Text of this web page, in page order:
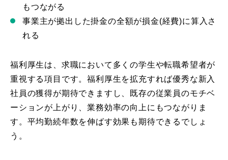
もつながる
事業主が拠出した掛金の全額が損金(経費)に算入さ
れる
福利厚生は、求職において多くの学生や転職希望者が
重視する項目です。福利厚生を拡充すれば優秀な新入
社員の獲得が期待できますし、既存の従業員のモチベ
ーションが上がり、業務効率の向上にもつながりま
す。平均勤続年数を伸ばす効果も期待できるでしょ
う。